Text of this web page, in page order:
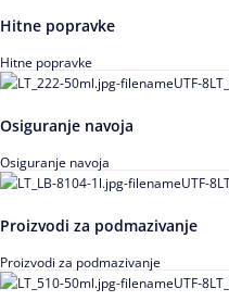
Hitne popravke
Hitne popravke
Osiguranje navoja
Osiguranje navoja
Proizvodi za podmazivanje
Proizvodi za podmazivanje